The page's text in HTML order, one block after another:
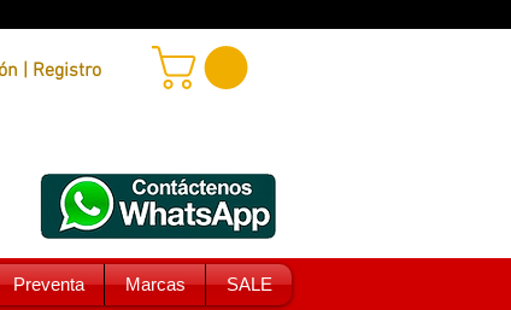
Iniciar sesión | Registro
Preventa Marcas SALE